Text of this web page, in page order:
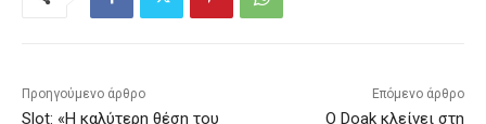
Προηγούμενο άρθρο
Slot: «Η καλύτερη θέση του
Επόμενο άρθρο
Ο Doak κλείνει στη